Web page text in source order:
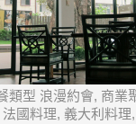
類型 浪漫約會, 商業
國料理, 義大利料理